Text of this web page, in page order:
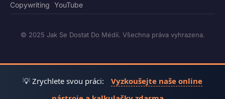
Copywriting YouTube
© 2025 Jak Se Dostat Do Médií. Všechna práva vyhrazena.
💡 Zrychlete svou práci:
Vyzkoušejte naše online